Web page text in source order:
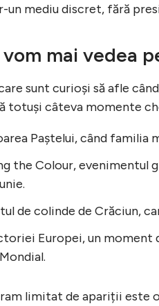
mediu discret, fără
vom mai vedea
sunt curioși să afle
totuși câteva momente
Paștelui, când familia
the Colour, evenimentul
de colinde de Crăciun,
Europei, un moment
limitat de apariții este